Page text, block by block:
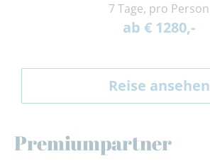
7 Tage, pro Person
ab € 1280,-
Reise ansehen
Premiumpartner